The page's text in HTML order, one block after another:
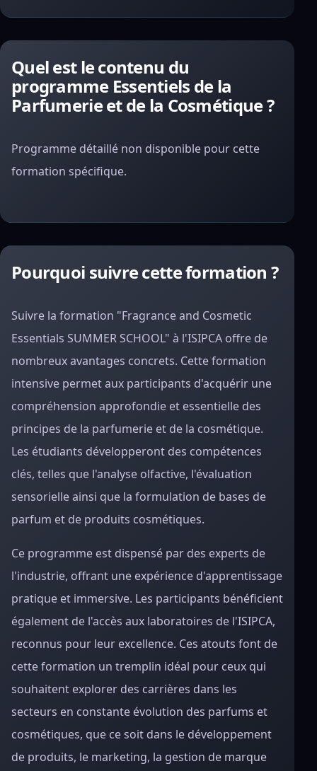
Quel est le contenu du
programme Essentiels de la
Parfumerie et de la Cosmétique ?
Programme détaillé non disponible pour cette
formation spécifique.
Pourquoi suivre cette formation ?
Suivre la formation "Fragrance and Cosmetic
Essentials SUMMER SCHOOL" à l'ISIPCA offre de
nombreux avantages concrets. Cette formation
intensive permet aux participants d'acquérir une
compréhension approfondie et essentielle des
principes de la parfumerie et de la cosmétique.
Les étudiants développeront des compétences
clés, telles que l'analyse olfactive, l'évaluation
sensorielle ainsi que la formulation de bases de
parfum et de produits cosmétiques.
Ce programme est dispensé par des experts de
l'industrie, offrant une expérience d'apprentissage
pratique et immersive. Les participants bénéficient
également de l'accès aux laboratoires de l'ISIPCA,
reconnus pour leur excellence. Ces atouts font de
cette formation un tremplin idéal pour ceux qui
souhaitent explorer des carrières dans les
secteurs en constante évolution des parfums et
cosmétiques, que ce soit dans le développement
de produits, le marketing, la gestion de marque